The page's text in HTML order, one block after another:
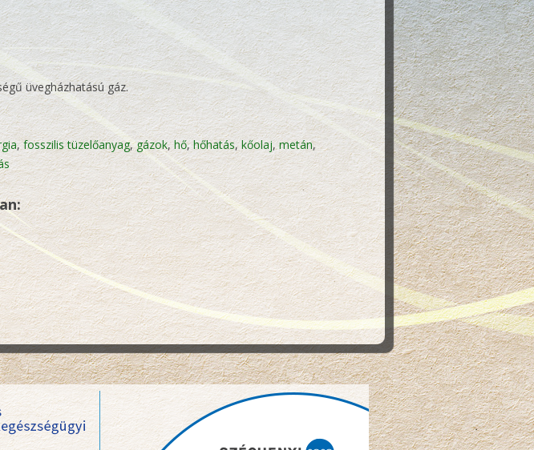
üvegházhatású gáz.
,fosszilis tüzelőanyag,gázok,hő,hőhatás,kőolaj,metán,